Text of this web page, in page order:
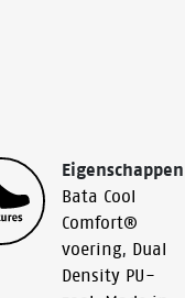
Eigenschappen
Bata Cool
Comfort®
voering, Dual
Density PU-